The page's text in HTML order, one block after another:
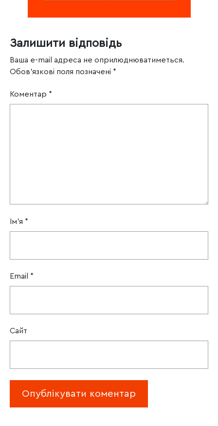
Залишити відповідь
Ваша e-mail адреса не оприлюднюватиметься.
Обов’язкові поля позначені *
Коментар *
Ім'я *
Email *
Сайт